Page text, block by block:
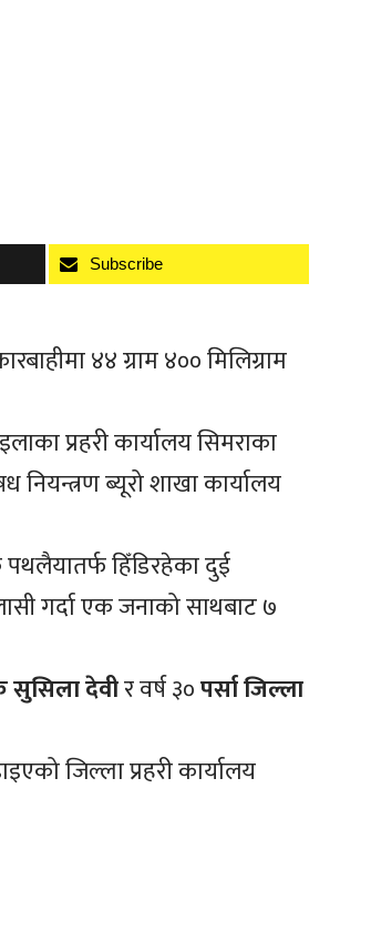
Subscribe
४४ ग्राम ४०० मिलिग्राम
प्रहरी कार्यालय सिमराका
ब्यूरो शाखा कार्यालय
हिँडिरहेका दुई
गर्दा एक जनाको साथबाट ७
सुसिलादेवीर वर्ष ३०पर्साजिल्ला
जिल्ला प्रहरी कार्यालय